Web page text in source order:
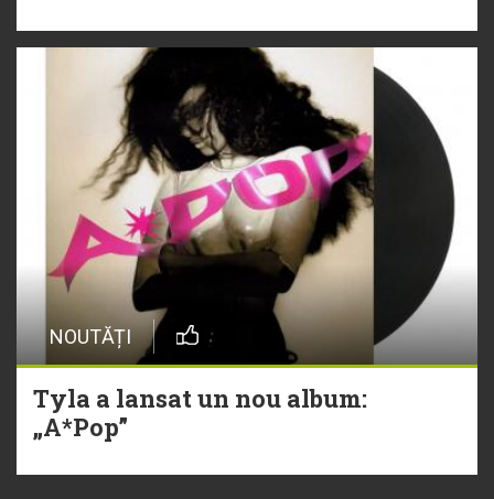
NOUTĂȚI
Tyla a lansat un nou album:
„A*Pop”